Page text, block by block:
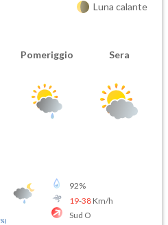
Luna calante
Pomeriggio Sera
%)
92%
19-38Km/h
Sud O